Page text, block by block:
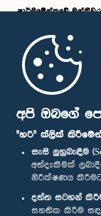
අපි ඔබගේ
"හරි" ක්ලික්
සැසි ලුහුබැඳීම
අත්දැකීමක්
නිරීක්ෂණය කිරීමට
දත්ත සටහන්
සහතික කිරීම
පාර්ලි‌මේන්තුවේ
මුල් පිටුව
පාර්ලිමේන්තු ජංගම
අප හා සම්බන්ධ වී